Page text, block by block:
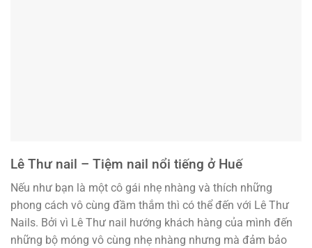
Lê Thư nail – Tiệm nail nổi tiếng ở Huế
Nếu như bạn là một cô gái nhẹ nhàng và thích những
phong cách vô cùng đầm thắm thì có thể đến với Lê Thư
Nails. Bởi vì Lê Thư nail hướng khách hàng của mình đến
những bộ móng vô cùng nhẹ nhàng nhưng mà đảm bảo